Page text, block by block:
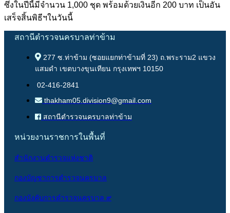
ซึ่งในปีนี้มีจำนวน 1,000 ชุด พร้อมด้วยเงินอีก 200 บาท เป็นอัน
เสร็จสิ้นพิธีฯในวันนี้
สถานีตำรวจนครบาลท่าข้าม
277 ซ.ท่าข้าม (ซอยแยกท่าข้ามที่ 23) ถ.พระราม2 แขวง
แสมดำ เขตบางขุนเทียน กรุงเทพฯ 10150
02-416-2841
thakham05.division9@gmail.com
สถานีตำรวจนครบาลท่าข้าม
หน่วยงานราชการในพื้นที่
สำนักงานตำรวจแห่งชาติ
กองบัญชาการตำรวจนครบาล
กองบังคับการตำรวจนครบาล ๙